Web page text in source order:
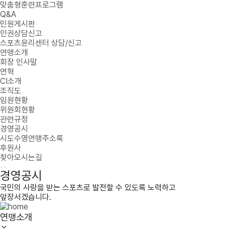
맞춤형훈련프로그램
Q&A
민원게시판
인권상담신고
스포츠윤리센터 상담/신고
연맹소개
회장 인사말
연혁
CI소개
조직도
임원현황
위원회현황
관련규정
경영공시
시도수영연맹주소록
후원사
찾아오시는길
경영공시
국민의 사랑을 받는 스포츠로 발전할 수 있도록 노력하고
앞장서겠습니다.
연맹소개